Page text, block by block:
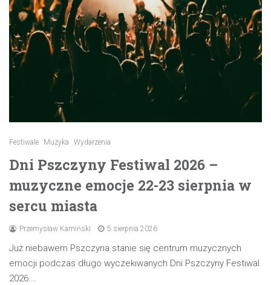
Festiwale Muzyka Wydarzenia
Dni Pszczyny Festiwal 2026 –
muzyczne emocje 22-23 sierpnia w
sercu miasta
Przemysław Kamiński 5 sierpnia 2026
Już niebawem Pszczyna stanie się centrum muzycznych
emocji podczas długo wyczekiwanych Dni Pszczyny Festiwal
2026.…